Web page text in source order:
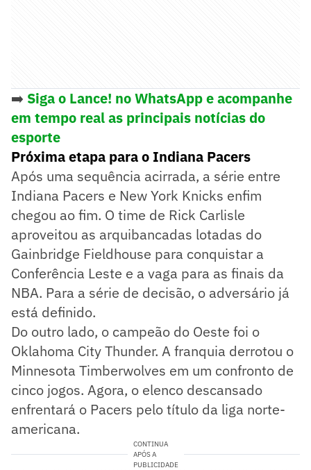
➡️ Siga o Lance! no WhatsApp e acompanhe
em tempo real as principais notícias do
esporte
Próxima etapa para o Indiana Pacers
Após uma sequência acirrada, a série entre
Indiana Pacers e New York Knicks enfim
chegou ao fim. O time de Rick Carlisle
aproveitou as arquibancadas lotadas do
Gainbridge Fieldhouse para conquistar a
Conferência Leste e a vaga para as finais da
NBA. Para a série de decisão, o adversário já
está definido.
Do outro lado, o campeão do Oeste foi o
Oklahoma City Thunder. A franquia derrotou o
Minnesota Timberwolves em um confronto de
cinco jogos. Agora, o elenco descansado
enfrentará o Pacers pelo título da liga norte-
americana.
CONTINUA
APÓS A
PUBLICIDADE